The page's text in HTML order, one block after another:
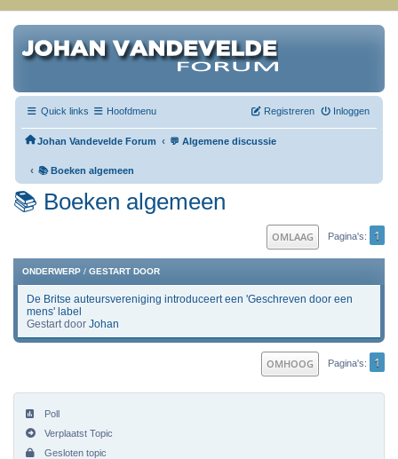
Quick links Hoofdmenu Inloggen
Registreren
Johan Vandevelde Forum ‹ 💬 Algemene discussie
‹ 📚 Boeken algemeen
📚 Boeken algemeen
OMLAAG Pagina's 1
ONDERWERP / GESTART DOOR
De Britse auteursvereniging introduceert een 'Geschreven door een
mens' label
Gestart door Johan
OMHOOG Pagina's 1
Poll
Verplaatst Topic
Gesloten topic